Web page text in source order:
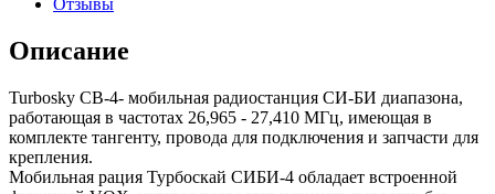
Описание
Turbosky CB-4- мобильная радиостанция СИ-БИ диапазона,
работающая в частотах 26,965 - 27,410 МГц, имеющая в
комплекте тангенту, провода для подключения и запчасти для
крепления.
Мобильная рация Турбоскай СИБИ-4 обладает встроенной